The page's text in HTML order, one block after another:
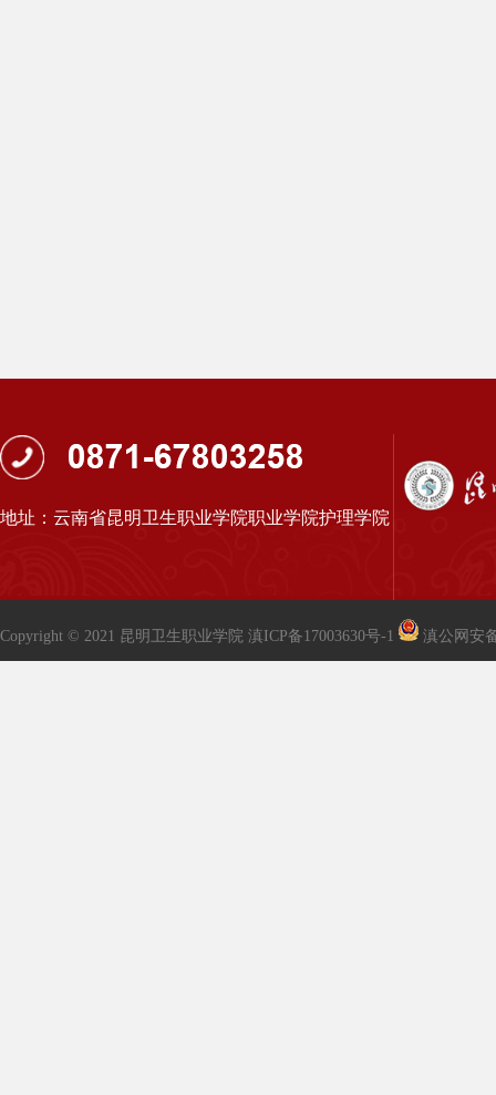
地址：云南省昆明卫生职业学院职业学院护理学院
Copyright © 2021 昆明卫生职业学院 滇ICP备17003630号-1 滇公网安